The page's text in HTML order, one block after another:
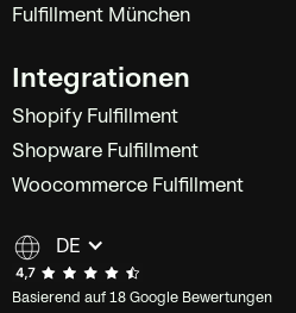
Fulfillment München
Integrationen
Shopify Fulfillment
Shopware Fulfillment
Woocommerce Fulfillment
DE
Basierend auf 18 Google Bewertungen